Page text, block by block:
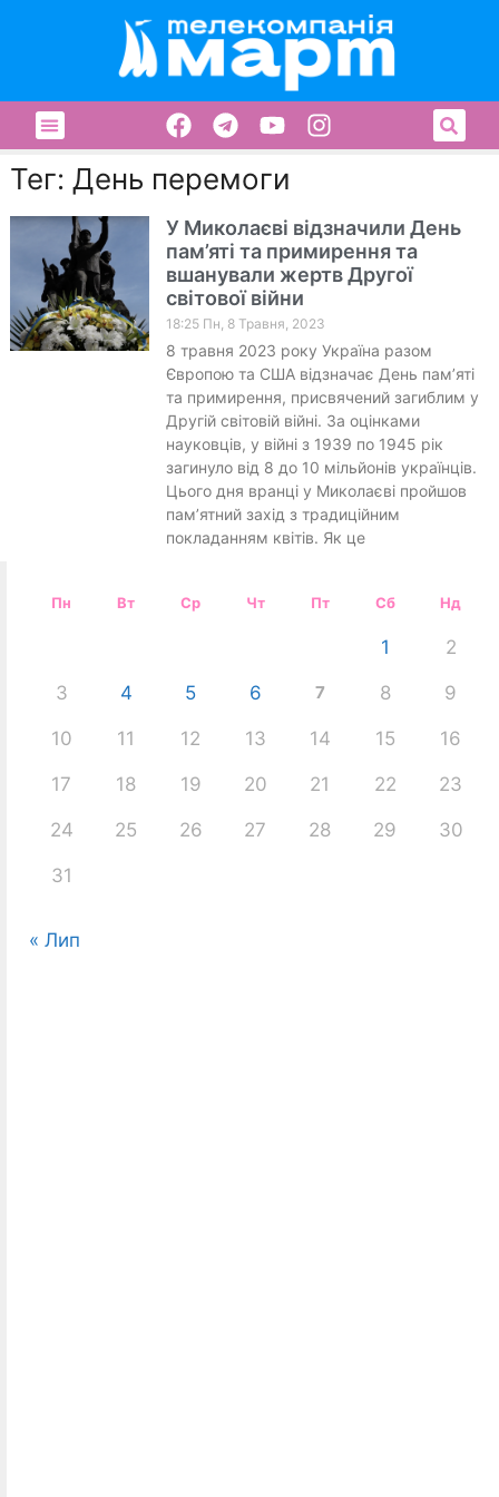
Тег: День перемоги
У Миколаєві відзначили День
пам’яті та примирення та
вшанували жертв Другої
світової війни
18:25 Пн, 8 Травня, 2023
8 травня 2023 року Україна разом
Європою та США відзначає День пам’яті
та примирення, присвячений загиблим у
Другій світовій війні. За оцінками
науковців, у війні з 1939 по 1945 рік
загинуло від 8 до 10 мільйонів українців.
Цього дня вранці у Миколаєві пройшов
пам’ятний захід з традиційним
покладанням квітів. Як це
Пн Вт Ср Чт Пт Сб Нд
1 2
3 4 5 6 7 8 9
10 11 12 13 14 15 16
17 18 19 20 21 22 23
24 25 26 27 28 29 30
31
« Лип